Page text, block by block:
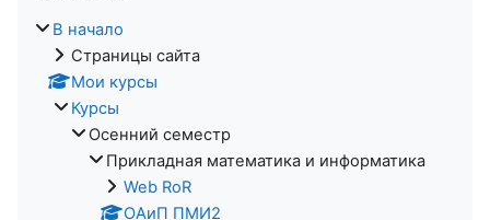
В начало
Страницы сайта
Мои курсы
Курсы
Осенний семестр
Прикладная математика и информатика
Web RoR
ОАиП ПМИ2